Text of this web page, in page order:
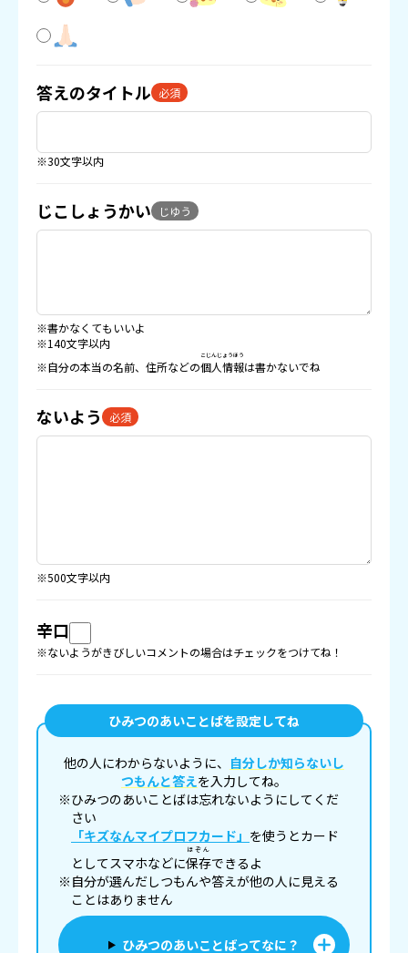
答えのタイトル 必須
※30文字以内
じこしょうかい じゆう
※書かなくてもいいよ
※140文字以内
※自分の本当の名前、住所などの個人情報
こじんじょうほう
は書かないでね
ないよう 必須
※500文字以内
辛口
※ないようがきびしいコメントの場合はチェックをつけてね！
ひみつのあいことばを設定してね
他の人にわからないように、 自分しか知らないし
つもんと答えを入力してね。
※ひみつのあいことばは忘れないようにしてくだ
さい
「キズなんマイプロフカード」 を使うとカード
としてスマホなどに保存
ほぞん
できるよ
※自分が選んだしつもんや答えが他の人に見える
ことはありません
ひみつのあいことばってなに？